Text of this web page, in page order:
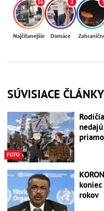
16
Najčítanejšie
2
Domáce
SÚVISIACE ČLÁNKY
FOTO
rokov